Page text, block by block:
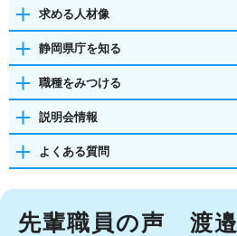
求める人材像
静岡県庁を知る
職種をみつける
説明会情報
よくある質問
先輩職員の声 渡邉